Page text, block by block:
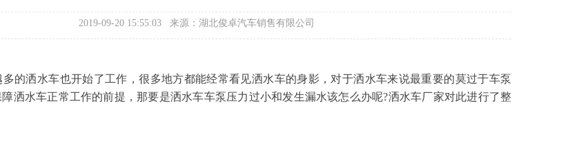
2019-09-20 15:55:03 来源：湖北俊卓汽车销售有限公司
的洒水车也开始了工作，很多地方都能经常看见洒水车的身影，对于洒水车来说最重要的莫过于车泵
洒水车正常工作的前提，那要是洒水车车泵压力过小和发生漏水该怎么办呢?洒水车厂家对此进行了整